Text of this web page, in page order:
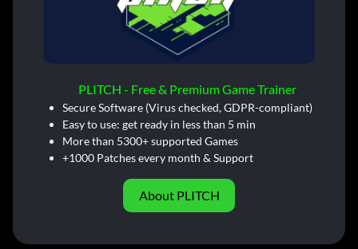
PLITCH - Free & Premium Game Trainer
Secure Software (Virus checked, GDPR-compliant)
Easy to use: get ready in less than 5 min
More than 5300+ supported Games
+1000 Patches every month & Support
About PLITCH